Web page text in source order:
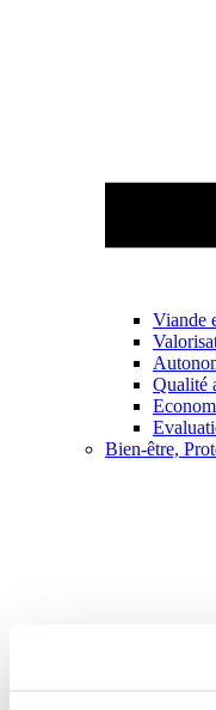
Viande
Qualité
Bien-être,